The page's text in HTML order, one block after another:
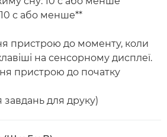
с або менше**
пристрою до моменту, коли
на сенсорному дисплеї.
пристрою до початку
для друку)